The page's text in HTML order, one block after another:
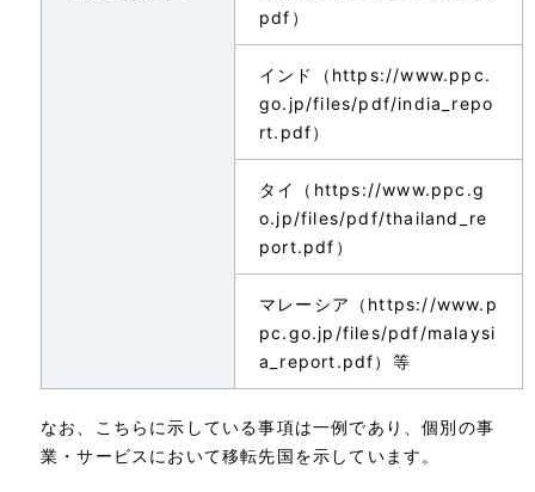
pdf）
インド（https://www.ppc.
go.jp/files/pdf/india_repo
rt.pdf）
タイ（https://www.ppc.g
o.jp/files/pdf/thailand_re
port.pdf）
マレーシア（https://www.p
pc.go.jp/files/pdf/malaysi
a_report.pdf）等
なお、こちらに示している事項は一例であり、個別の事
業・サービスにおいて移転先国を示しています。